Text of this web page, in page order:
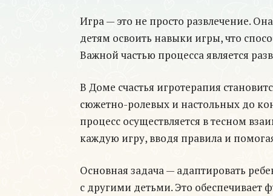
Игра — это не просто развлечение.
детям освоить навыки игры, что
Важной частью процесса является
В Доме счастья игротерапия
сюжетно-ролевых и настольных до
процесс осуществляется в тесном
каждую игру, вводя правила и
Основная задача — адаптировать
с другими детьми. Это обеспечивает